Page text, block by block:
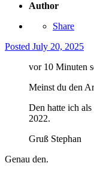
Author
Share
Posted July 20, 2025
vor 10 Minuten
Meinst du den
Den hatte ich
2022.
Gruß Stephan
Genau den.